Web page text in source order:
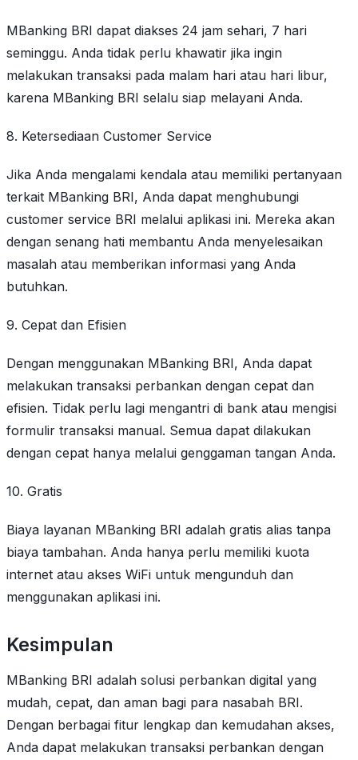
MBanking BRI dapat diakses 24 jam sehari, 7 hari
seminggu. Anda tidak perlu khawatir jika ingin
melakukan transaksi pada malam hari atau hari libur,
karena MBanking BRI selalu siap melayani Anda.
8. Ketersediaan Customer Service
Jika Anda mengalami kendala atau memiliki pertanyaan
terkait MBanking BRI, Anda dapat menghubungi
customer service BRI melalui aplikasi ini. Mereka akan
dengan senang hati membantu Anda menyelesaikan
masalah atau memberikan informasi yang Anda
butuhkan.
9. Cepat dan Efisien
Dengan menggunakan MBanking BRI, Anda dapat
melakukan transaksi perbankan dengan cepat dan
efisien. Tidak perlu lagi mengantri di bank atau mengisi
formulir transaksi manual. Semua dapat dilakukan
dengan cepat hanya melalui genggaman tangan Anda.
10. Gratis
Biaya layanan MBanking BRI adalah gratis alias tanpa
biaya tambahan. Anda hanya perlu memiliki kuota
internet atau akses WiFi untuk mengunduh dan
menggunakan aplikasi ini.
Kesimpulan
MBanking BRI adalah solusi perbankan digital yang
mudah, cepat, dan aman bagi para nasabah BRI.
Dengan berbagai fitur lengkap dan kemudahan akses,
Anda dapat melakukan transaksi perbankan dengan